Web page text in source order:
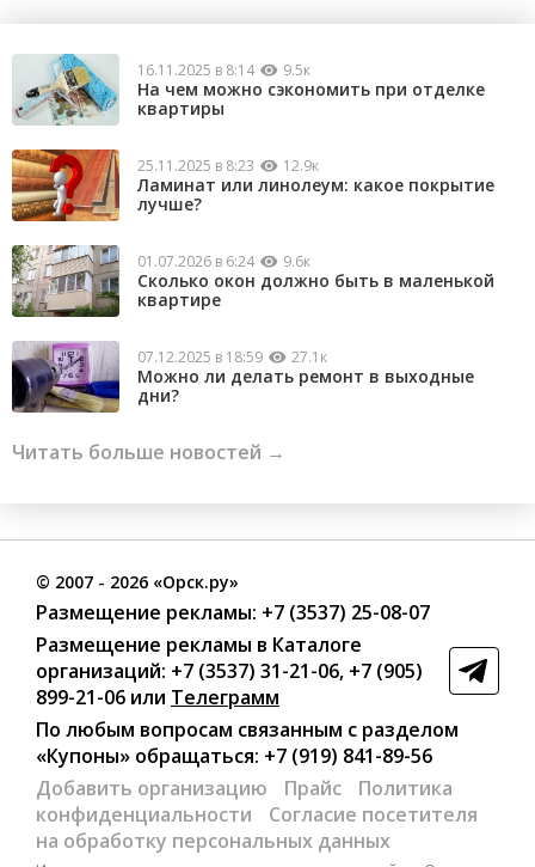
16.11.2025 в 8:14 9.5к
На чем можно сэкономить при отделке
квартиры
25.11.2025 в 8:23 12.9к
Ламинат или линолеум: какое покрытие
лучше?
01.07.2026 в 6:24 9.6к
Сколько окон должно быть в маленькой
квартире
07.12.2025 в 18:59 27.1к
Можно ли делать ремонт в выходные
дни?
Читать больше новостей →
© 2007 - 2026 «Орск.ру»
Размещение рекламы: +7 (3537) 25-08-07
Размещение рекламы в Каталоге
организаций: +7 (3537) 31-21-06, +7 (905)
899-21-06 или Телеграмм
По любым вопросам связанным с разделом
«Купоны» обращаться: +7 (919) 841-89-56
Добавить организацию
Прайс
Политика
конфиденциальности
Согласие посетителя
на обработку персональных данных